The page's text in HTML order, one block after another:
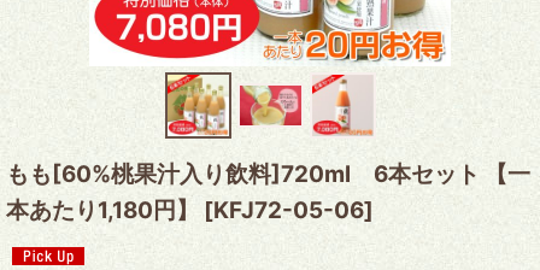
もも[60%桃果汁入り飲料]720ml 6本セット 【一
本あたり1,180円】
[KFJ72-05-06]